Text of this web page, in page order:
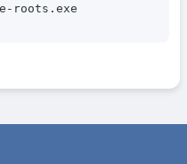
roots.exe